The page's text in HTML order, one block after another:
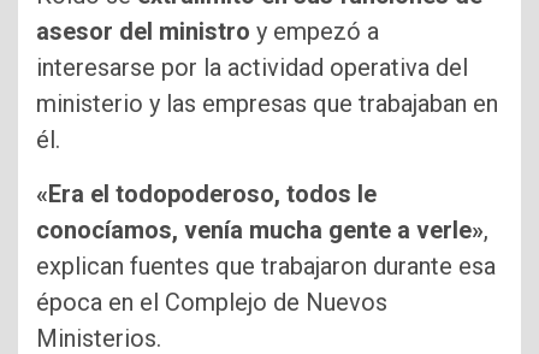
asesor del ministro y empezó a
interesarse por la actividad operativa del
ministerio y las empresas que trabajaban en
él.
«Era el todopoderoso, todos le
conocíamos, venía mucha gente a verle»,
explican fuentes que trabajaron durante esa
época en el Complejo de Nuevos
Ministerios.